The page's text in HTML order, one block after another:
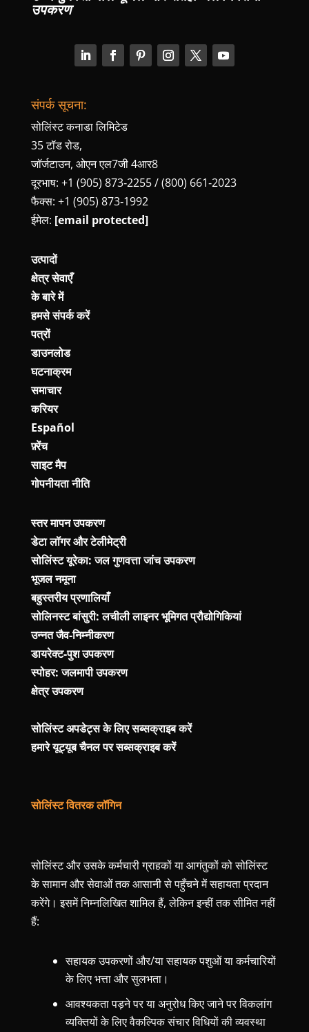
उपकरण
संपर्क सूचना:
सोलिंस्ट कनाडा लिमिटेड
35 टॉड रोड,
जॉर्जटाउन, ओएन एल7जी 4आर8
दूरभाष: +1 (905) 873‑2255 / (800) 661‑2023
फैक्स: +1 (905) 873‑1992
ईमेल: [email protected]
उत्पादों
क्षेत्र सेवाएँ
के बारे में
हमसे संपर्क करें
पत्रों
डाउनलोड
घटनाक्रम
समाचार
करियर
Español
फ़्रेंच
साइट मैप
गोपनीयता नीति
स्तर मापन उपकरण
डेटा लॉगर और टेलीमेट्री
सोलिंस्ट यूरेका: जल गुणवत्ता जांच उपकरण
भूजल नमूना
बहुस्तरीय प्रणालियाँ
सोलिनस्ट बांसुरी: लचीली लाइनर भूमिगत प्रौद्योगिकियां
उन्नत जैव-निम्नीकरण
डायरेक्ट-पुश उपकरण
स्पोहर: जलमापी उपकरण
क्षेत्र उपकरण
सोलिंस्ट अपडेट्स के लिए सब्सक्राइब करें
हमारे यूट्यूब चैनल पर सब्सक्राइब करें
सोलिंस्ट वितरक लॉगिन
सोलिंस्ट और उसके कर्मचारी ग्राहकों या आगंतुकों को सोलिंस्ट
के सामान और सेवाओं तक आसानी से पहुँचने में सहायता प्रदान
करेंगे। इसमें निम्नलिखित शामिल हैं, लेकिन इन्हीं तक सीमित नहीं
हैं:
सहायक उपकरणों और/या सहायक पशुओं या कर्मचारियों
के लिए भत्ता और सुलभता।
आवश्यकता पड़ने पर या अनुरोध किए जाने पर विकलांग
व्यक्तियों के लिए वैकल्पिक संचार विधियों की व्यवस्था